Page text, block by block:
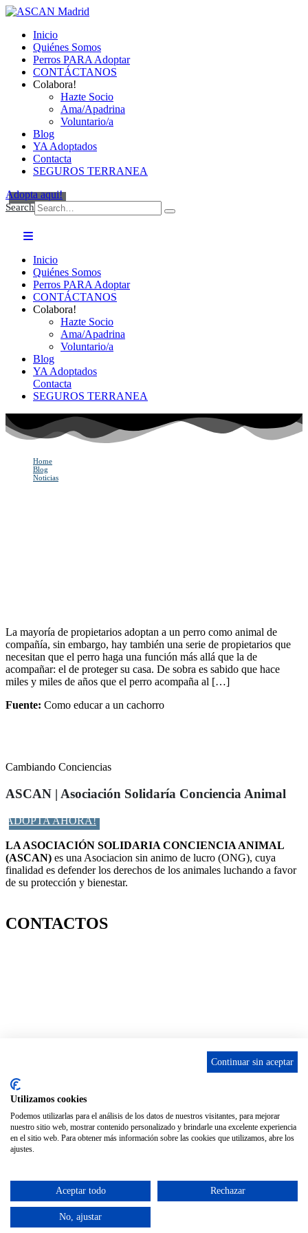
Inicio
Quiénes Somos
Perros PARA Adoptar
CONTÁCTANOS
Colabora!
Hazte Socio
Ama/Apadrina
Voluntario/a
Blog
YA Adoptados
Contacta
SEGUROS TERRANEA
Adopta aqui!
Search
Inicio
Quiénes Somos
Perros PARA Adoptar
CONTÁCTANOS
Colabora!
Hazte Socio
Ama/Apadrina
Voluntario/a
Blog
YA Adoptados
Contacta
SEGUROS TERRANEA
Home
Blog
Noticias
La mayoría de propietarios adoptan a un perro como animal de
compañía, sin embargo, hay también una serie de propietarios que
necesitan que el perro haga una función más allá que la de
acompañar: el de proteger su casa. De sobra es sabido que hace
miles y miles de años que el perro acompaña al […]
Fuente: Como educar a un cachorro
Cambiando Conciencias
ASCAN | Asociación Solidaría Conciencia Animal
ADOPTA AHORA!
LA ASOCIACIÓN SOLIDARIA CONCIENCIA ANIMAL
(ASCAN) es una Asociacion sin animo de lucro (ONG), cuya
finalidad es defender los derechos de los animales luchando a favor
de su protección y bienestar.
CONTACTOS
INSTAGRAM
ENLACES
Política de Privacidad
Aviso Legal
ASCAN. © 2022. Todos los derechos reservados. Desarrollado
Continuar sin aceptar
Utilizamos cookies
Podemos utilizarlas para el análisis de los datos de nuestros visitantes, para mejorar
nuestro sitio web, mostrar contenido personalizado y brindarle una excelente experiencia
en el sitio web. Para obtener más información sobre las cookies que utilizamos, abre los
ajustes.
Aceptar todo Rechazar
No, ajustar